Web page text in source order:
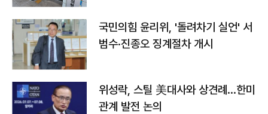
국민의힘 윤리위, '돌려차기 실언' 서
범수·진종오 징계절차 개시
위성락, 스틸 美대사와 상견례…한미
관계 발전 논의